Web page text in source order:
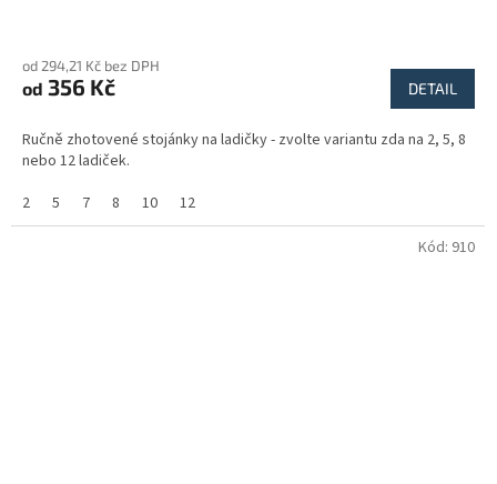
od 294,21 Kč bez DPH
od 356 Kč DETAIL
Ručně zhotovené stojánky na ladičky - zvolte variantu zda na 2, 5, 8
nebo 12 ladiček.
2
5 7 8 10 12
Kód: 910